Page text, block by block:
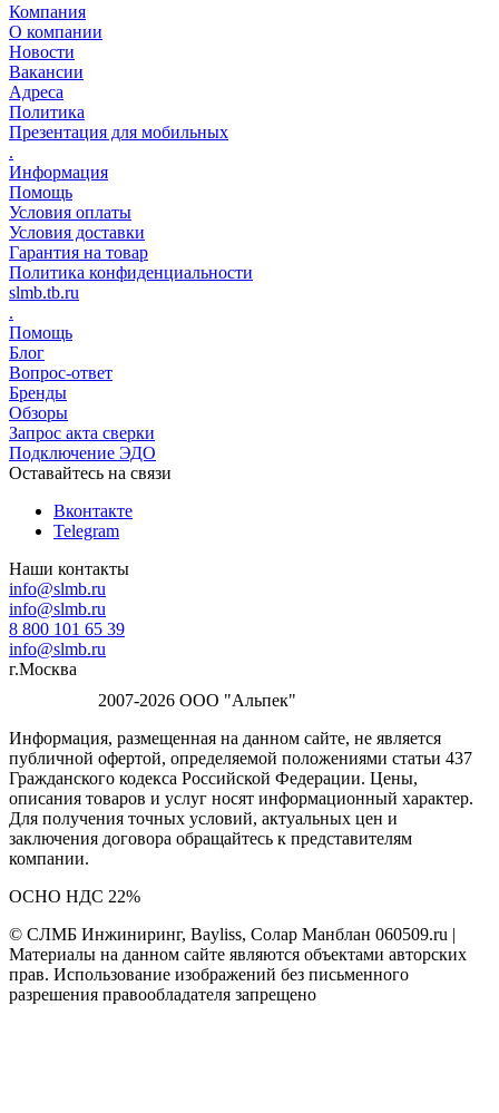
Компания
О компании
Новости
Вакансии
Адреса
Политика
Презентация для мобильных
.
Информация
Помощь
Условия оплаты
Условия доставки
Гарантия на товар
Политика конфиденциальности
slmb.tb.ru
.
Помощь
Блог
Вопрос-ответ
Бренды
Обзоры
Запрос акта сверки
Подключение ЭДО
Оставайтесь на связи
Вконтакте
Telegram
Наши контакты
info@slmb.ru
info@slmb.ru
8 800 101 65 39
info@slmb.ru
г.Москва
2007-2026 ООО "Альпек"
Информация, размещенная на данном сайте, не является
публичной офертой, определяемой положениями статьи 437
Гражданского кодекса Российской Федерации. Цены,
описания товаров и услуг носят информационный характер.
Для получения точных условий, актуальных цен и
заключения договора обращайтесь к представителям
компании.
ОСНО НДС 22%
© СЛМБ Инжиниринг, Bayliss, Солар Манблан 060509.ru |
Материалы на данном сайте являются объектами авторских
прав. Использование изображений без письменного
разрешения правообладателя запрещено